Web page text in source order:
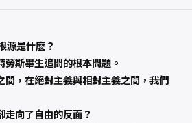
源是什麽？
斯畢生追問的根本問題。
間，在絕對主義與相對主義之間，我們
走向了自由的反面？